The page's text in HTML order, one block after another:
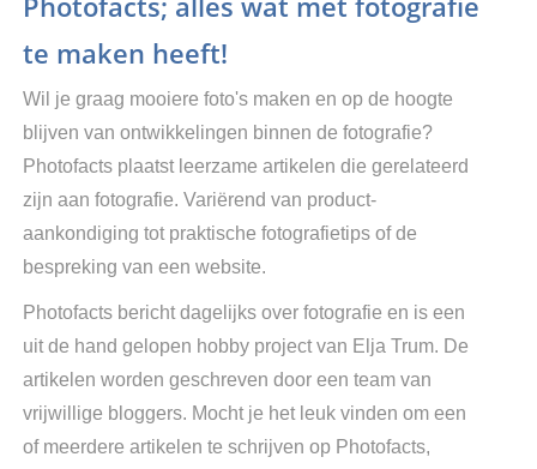
te maken heeft!
Wil je graag mooiere foto's maken en op de hoogte
blijven van ontwikkelingen binnen de fotografie?
Photofacts plaatst leerzame artikelen die gerelateerd
zijn aan fotografie. Variërend van product-
aankondiging tot praktische fotografietips of de
bespreking van een website.
Photofacts bericht dagelijks over fotografie en is een
uit de hand gelopen hobby project van Elja Trum. De
artikelen worden geschreven door een team van
vrijwillige bloggers. Mocht je het leuk vinden om een
of meerdere artikelen te schrijven op Photofacts,